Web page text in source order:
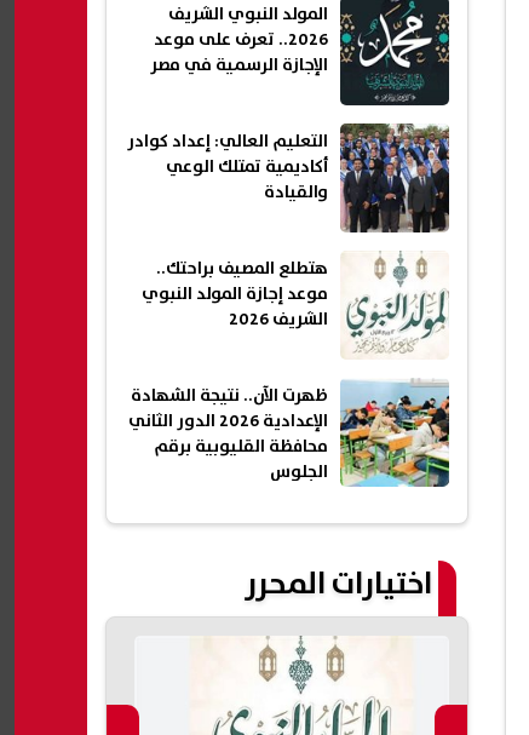
المولد النبوي الشريف
2026.. تعرف على موعد
الإجازة الرسمية في مصر
التعليم العالي: إعداد كوادر
أكاديمية تمتلك الوعي
والقيادة
هتطلع المصيف براحتك..
موعد إجازة المولد النبوي
الشريف 2026
ظهرت الآن.. نتيجة الشهادة
الإعدادية 2026 الدور الثاني
محافظة القليوبية برقم
الجلوس
اختيارات المحرر